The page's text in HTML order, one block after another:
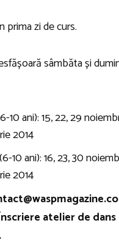
prima zi de curs.
sâmbăta și
10 ani): 15, 22, 29
2014
10 ani): 16, 23, 30
2014
atelier de